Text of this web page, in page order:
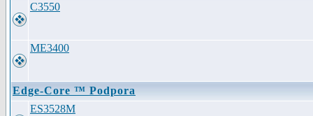
C3550
ME3400
Edge-Core ™ Podpora
ES3528M